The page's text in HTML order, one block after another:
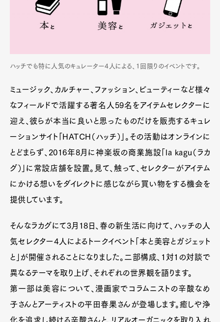
ハッチでも特に人気のキュレーター4人による、1回限りのイベントです。
ミュージック、カルチャー、ファッション、ビューティーなど様々
なフィールドで活躍する著名人59名をアイテムセレクターに
迎え、彼らが本当に良いと思ったものだけを販売するキュレ
ーションサイト「HATCH（ハッチ）」。その活動はオンラインに
とどまらず、2016年8月に神楽坂の商業施設「la kagu（ラカ
グ）」に常設店舗を設置。見て、触って、セレクターがアイテム
にかける想いをダイレクトに感じながら買い物をする機会を
提供しています。
そんなラカグにて3月18日、春の新生活に向けて、ハッチの人
気セレクター4人によるトークイベント「本と美容とガジェット
と」が開催されることになりました。二部構成、1対1の対談で
異なるテーマを取り上げ、それぞれの世界観を語ります。
第一部は美容について、漫画家でコラムニストの辛酸なめ
子さんとアーティストの平田春果さんが登場します。癒しや浄
化を追求し続ける辛酸さんと、リアルオーガニックを取り入れ